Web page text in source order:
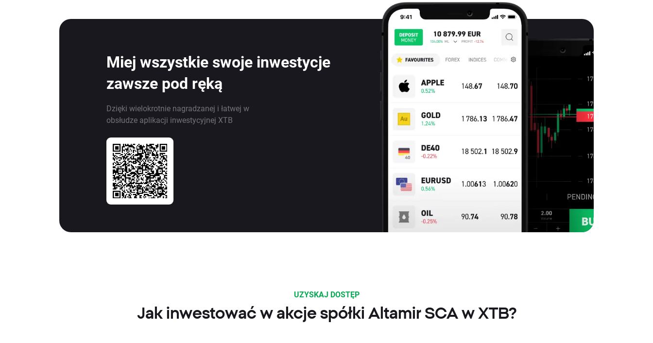
Miej wszystkie swoje inwestycje
zawsze pod ręką
Dzięki wielokrotnie nagradzanej i łatwej w
obsłudze aplikacji inwestycyjnej XTB
UZYSKAJ DOSTĘP
Jak inwestować w akcje spółki Altamir SCA w XTB?